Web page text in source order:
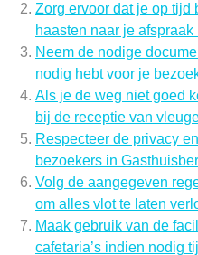
Zorg ervoor dat je op tijd
haasten naar je
Neem de nodige
nodig hebt voor je
Als je de weg niet goed
bij de receptie van
Respecteer de privacy
bezoekers in
Volg de aangegeven
om alles vlot te laten
Maak gebruik van de
cafetaria’s indien nodig